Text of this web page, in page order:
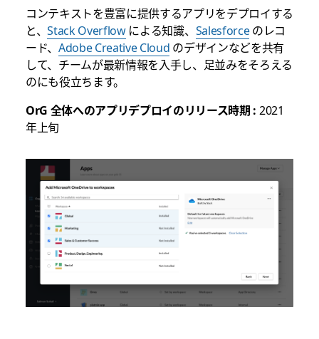
コンテキストを豊富に提供するアプリをデプロイする
と、Stack Overflowによる知識、 Salesforceのレコ
ード、 Adobe Creative Cloud のデザインなどを共有
して、チームが最新情報を入手し、足並みをそろえる
のにも役立ちます。
OrG 全体へのアプリデプロイのリリース時期 : 2021
年上旬